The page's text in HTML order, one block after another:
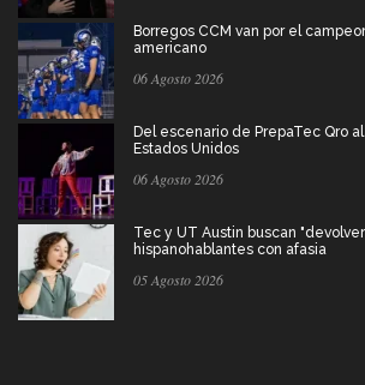
Borregos CCM van por el
americano
06 Agosto 2026
Del escenario de PrepaTec Qro
Estados Unidos
06 Agosto 2026
Tec y UT Austin buscan
hispanohablantes con afasia
05 Agosto 2026